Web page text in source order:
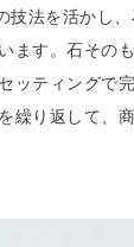
技法を活かし
ます。石その
ッティングで
繰り返して、